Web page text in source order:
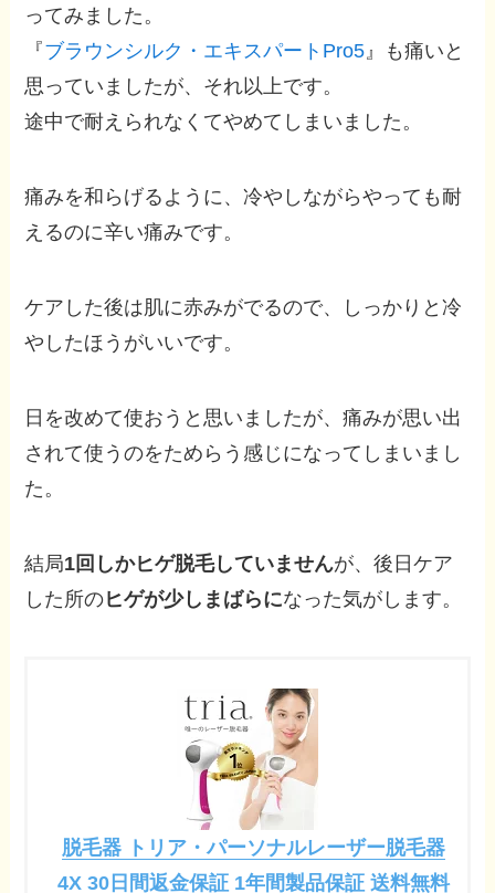
ってみました。
『ブラウンシルク・エキスパートPro5』も痛いと
思っていましたが、それ以上です。
途中で耐えられなくてやめてしまいました。
痛みを和らげるように、冷やしながらやっても耐
えるのに辛い痛みです。
ケアした後は肌に赤みがでるので、しっかりと冷
やしたほうがいいです。
日を改めて使おうと思いましたが、痛みが思い出
されて使うのをためらう感じになってしまいまし
た。
結局1回しかヒゲ脱毛していませんが、後日ケア
した所のヒゲが少しまばらになった気がします。
脱毛器 トリア・パーソナルレーザー脱毛器
4X 30日間返金保証 1年間製品保証 送料無料